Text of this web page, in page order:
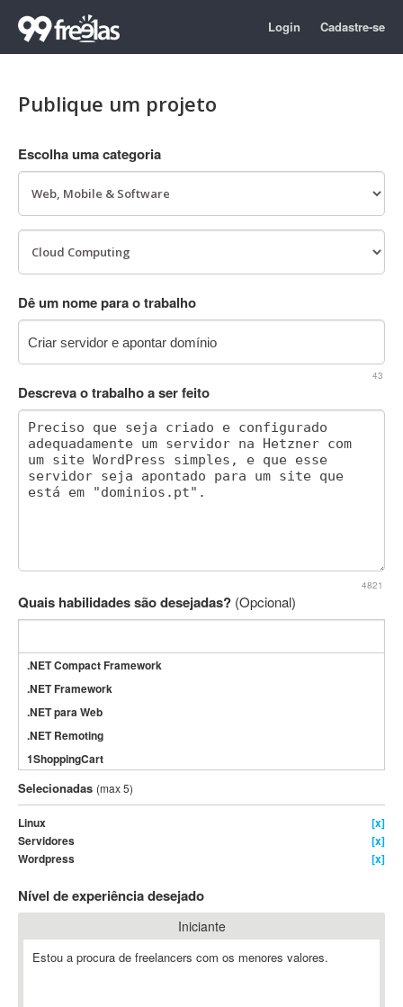
Login Cadastre-se
Publique um projeto
Escolha uma categoria
Dê um nome para o trabalho
43
Descreva o trabalho a ser feito
4821
Quais habilidades são desejadas? (Opcional)
.NET Compact Framework
.NET Framework
.NET para Web
.NET Remoting
1ShoppingCart
3DS Max
3GSM
4D Dimension
802.11
A-GPS
Selecionadas (max 5)
Linux
[x]
Servidores
[x]
Wordpress
[x]
Nível de experiência desejado
Iniciante
Estou a procura de freelancers com os menores valores.